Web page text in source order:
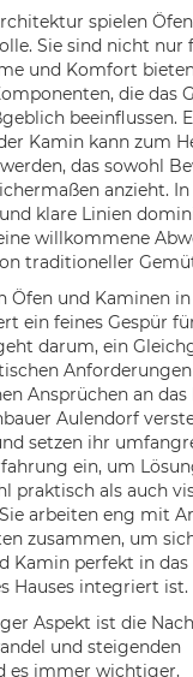
spielen
Sie sind nicht nur
und Komfort
die das
beeinflussen.
Kamin kann zum
das sowohl
anzieht.
klare Linien
willkommene
traditioneller
Öfen und Kaminen
ein feines Gespür
darum, ein
Anforderungen
Ansprüchen an
Aulendorf
setzen ihr
ein, um
praktisch als auch
arbeiten eng mit
zusammen, um
Kamin perfekt in das
Hauses integriert ist.
Aspekt ist die
und steigenden
es immer wichtiger,